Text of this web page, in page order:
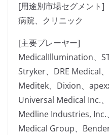
[用途別市場セグメント]
病院、クリニック
[主要プレーヤー]
MedicalIllumination、
Stryker、DRE Medical
Meditek、Dixion、
Universal Medical Inc.、
Medline Industries, Inc.
Medical Group、